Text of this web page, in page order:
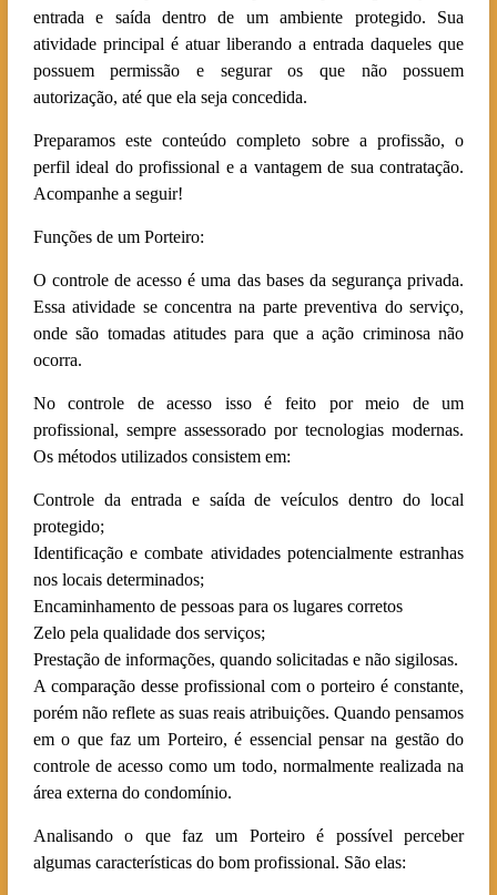
entrada e saída dentro de um ambiente protegido. Sua
atividade principal é atuar liberando a entrada daqueles que
possuem permissão e segurar os que não possuem
autorização, até que ela seja concedida.
Preparamos este conteúdo completo sobre a profissão, o
perfil ideal do profissional e a vantagem de sua contratação.
Acompanhe a seguir!
Funções de um Porteiro:
O controle de acesso é uma das bases da segurança privada.
Essa atividade se concentra na parte preventiva do serviço,
onde são tomadas atitudes para que a ação criminosa não
ocorra.
No controle de acesso isso é feito por meio de um
profissional, sempre assessorado por tecnologias modernas.
Os métodos utilizados consistem em:
Controle da entrada e saída de veículos dentro do local
protegido;
Identificação e combate atividades potencialmente estranhas
nos locais determinados;
Encaminhamento de pessoas para os lugares corretos
Zelo pela qualidade dos serviços;
Prestação de informações, quando solicitadas e não sigilosas.
A comparação desse profissional com o porteiro é constante,
porém não reflete as suas reais atribuições. Quando pensamos
em o que faz um Porteiro, é essencial pensar na gestão do
controle de acesso como um todo, normalmente realizada na
área externa do condomínio.
Analisando o que faz um Porteiro é possível perceber
algumas características do bom profissional. São elas: